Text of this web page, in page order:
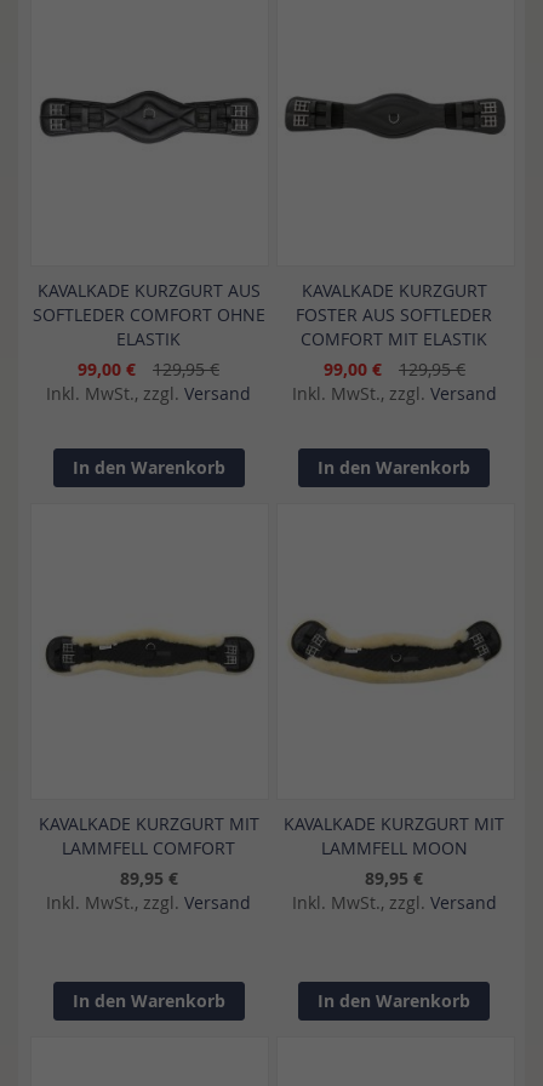
KAVALKADE KURZGURT AUS
SOFTLEDER COMFORT OHNE
ELASTIK
99,00 €
129,95 €
Inkl. MwSt., zzgl. Versand
In den Warenkorb
KAVALKADE KURZGURT
FOSTER AUS SOFTLEDER
COMFORT MIT ELASTIK
99,00 €
129,95 €
Inkl. MwSt., zzgl. Versand
In den Warenkorb
KAVALKADE KURZGURT MIT
LAMMFELL COMFORT
89,95 €
Inkl. MwSt., zzgl. Versand
In den Warenkorb
KAVALKADE KURZGURT MIT
LAMMFELL MOON
89,95 €
Inkl. MwSt., zzgl. Versand
In den Warenkorb